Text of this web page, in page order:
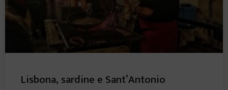
Lisbona, sardine e Sant’Antonio